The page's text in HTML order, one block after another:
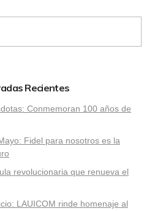
Recientes
Conmemoran 100 años de
Fidel para nosotros es la
revolucionaria que renueva el
LAUICOM rinde homenaje al